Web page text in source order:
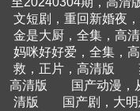
文短剧，重回新婚夜
金是大厨，全集，高
妈咪好好爱，全集，
救，正片，高清版
高清版
国产动漫，
清版
国产剧，大